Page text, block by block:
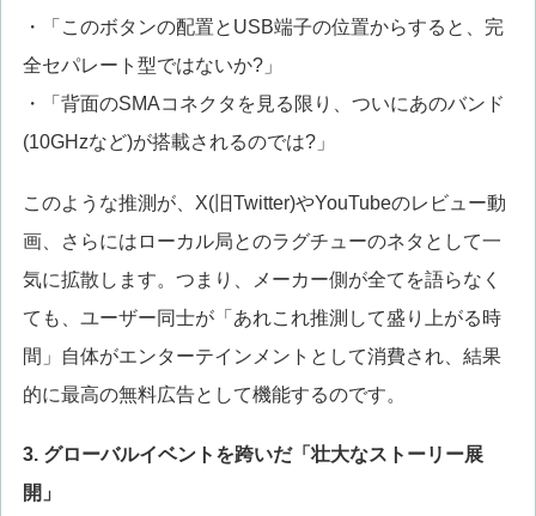
・「このボタンの配置とUSB端子の位置からすると、完
全セパレート型ではないか?」
・「背面のSMAコネクタを見る限り、ついにあのバンド
(10GHzなど)が搭載されるのでは?」
このような推測が、X(旧Twitter)やYouTubeのレビュー動
画、さらにはローカル局とのラグチューのネタとして一
気に拡散します。つまり、メーカー側が全てを語らなく
ても、ユーザー同士が「あれこれ推測して盛り上がる時
間」自体がエンターテインメントとして消費され、結果
的に最高の無料広告として機能するのです。
3. グローバルイベントを跨いだ「壮大なストーリー展
開」